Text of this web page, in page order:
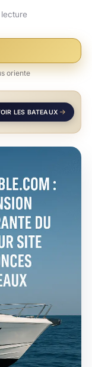
oriente
LES BATEAUX